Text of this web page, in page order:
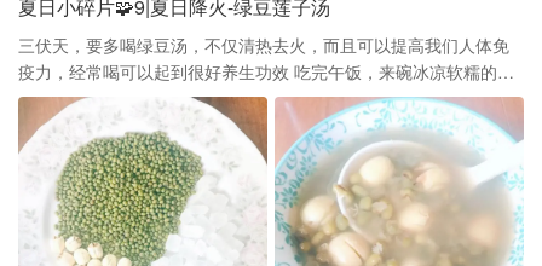
夏日小碎片🧩9|夏日降火-绿豆莲子汤
三伏天，要多喝绿豆汤，不仅清热去火，而且可以提高我们人体免
疫力，经常喝可以起到很好养生功效 吃完午饭，来碗冰凉软糯的绿
豆莲子汤解解腻！将绿豆提前洗净泡水盖上保鲜膜放入冰箱冷冻，
将冷冻好的绿豆倒入锅中，加入洗净的莲子，记住莲子不要泡越泡
越难煮软，再加入一碗清水开火煮，待绿豆、莲子煮至软烂加入冰
糖搅匀即可，喜欢吃凉的可以放入冰箱冷藏，简单美味，消暑解渴